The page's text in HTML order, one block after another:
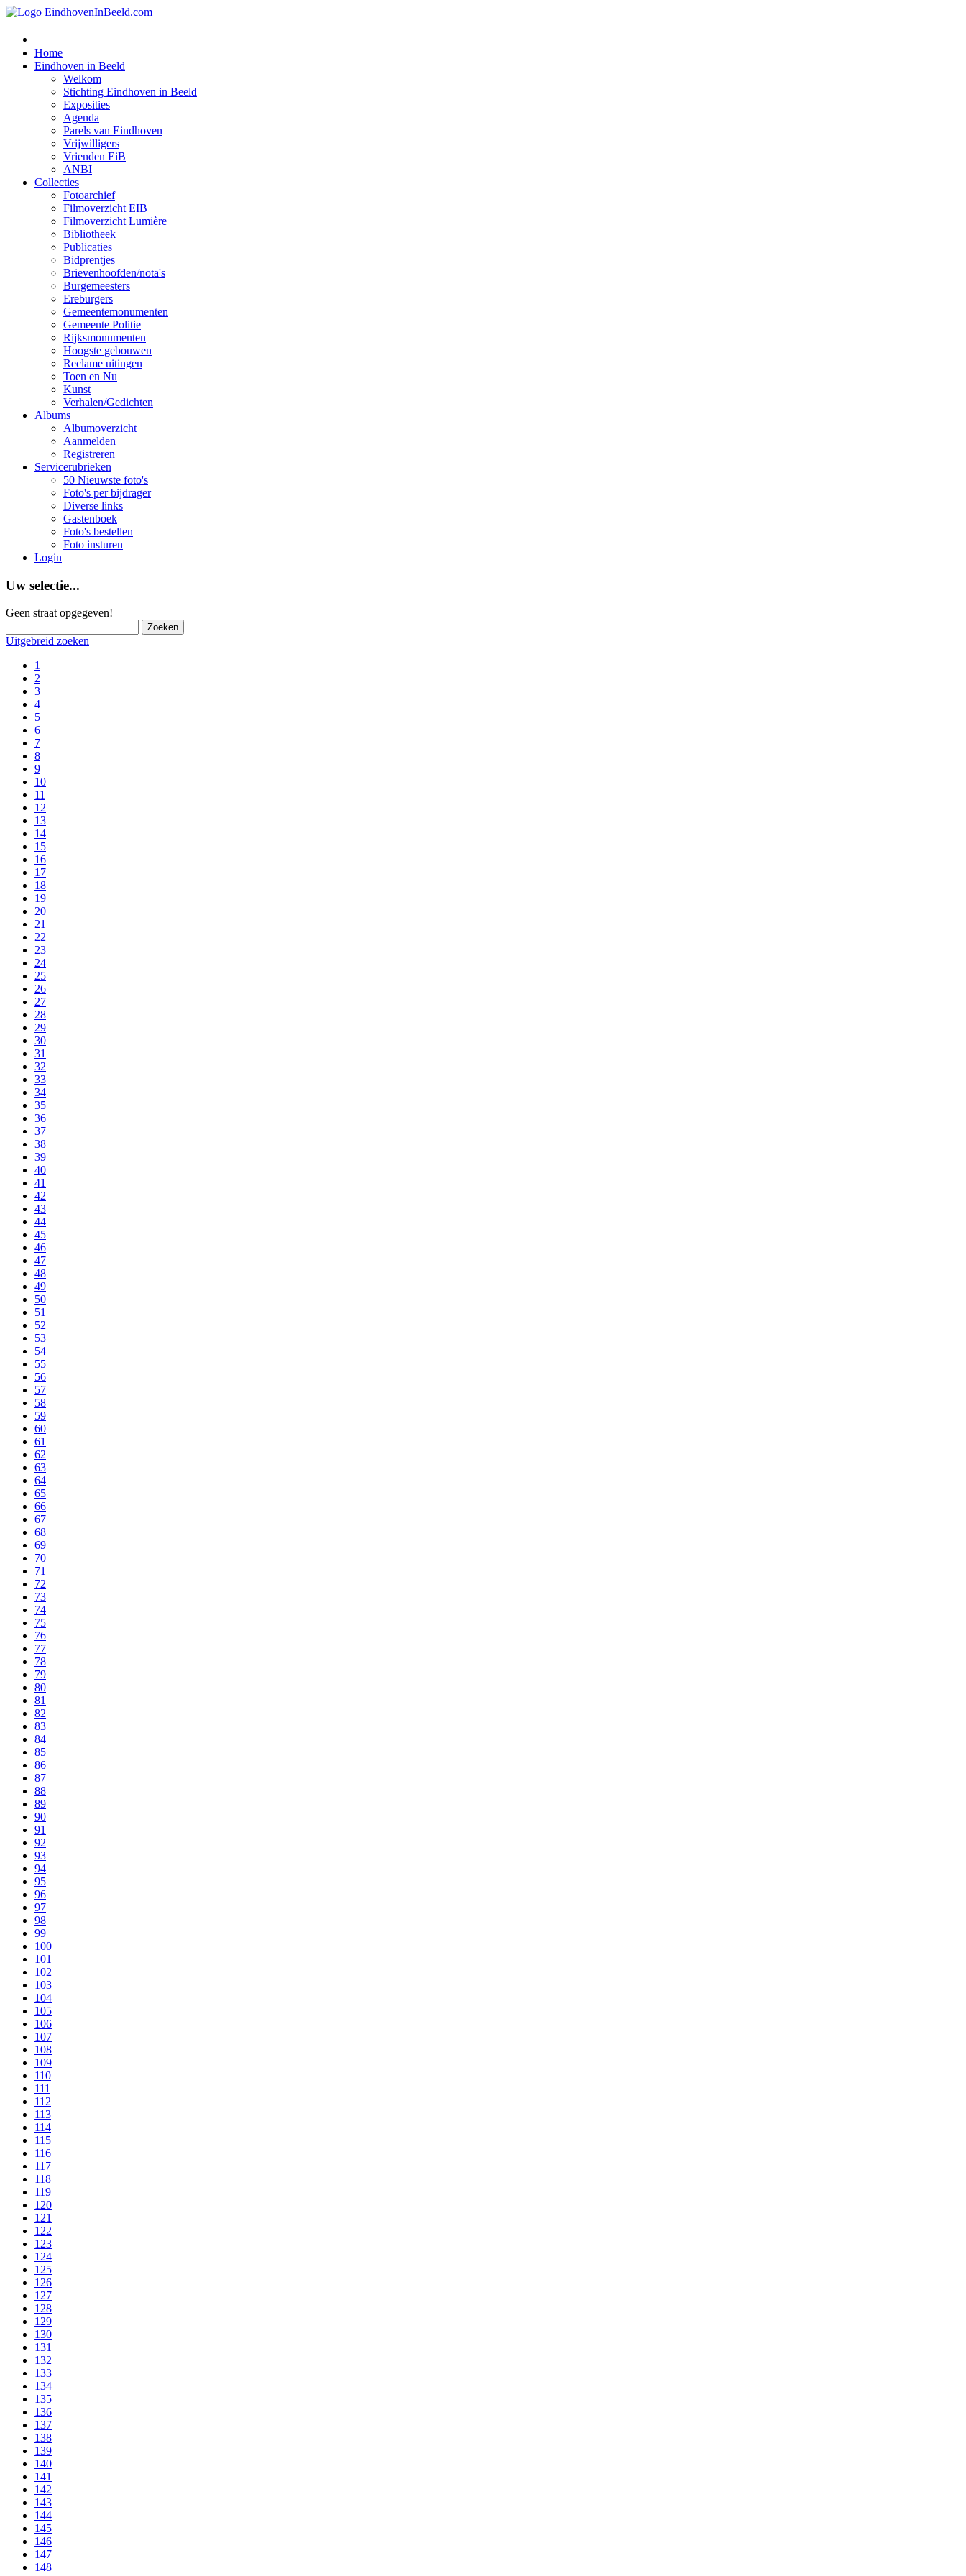
Home
Eindhoven in Beeld
Welkom
Stichting Eindhoven in Beeld
Exposities
Agenda
Parels van Eindhoven
Vrijwilligers
Vrienden EiB
ANBI
Collecties
Fotoarchief
Filmoverzicht EIB
Filmoverzicht Lumière
Bibliotheek
Publicaties
Bidprentjes
Brievenhoofden/nota's
Burgemeesters
Ereburgers
Gemeentemonumenten
Gemeente Politie
Rijksmonumenten
Hoogste gebouwen
Reclame uitingen
Toen en Nu
Kunst
Verhalen/Gedichten
Albums
Albumoverzicht
Aanmelden
Registreren
Servicerubrieken
50 Nieuwste foto's
Foto's per bijdrager
Diverse links
Gastenboek
Foto's bestellen
Foto insturen
Login
Uw selectie...
Geen straat opgegeven!
Uitgebreid zoeken
1
2
3
4
5
6
7
8
9
10
11
12
13
14
15
16
17
18
19
20
21
22
23
24
25
26
27
28
29
30
31
32
33
34
35
36
37
38
39
40
41
42
43
44
45
46
47
48
49
50
51
52
53
54
55
56
57
58
59
60
61
62
63
64
65
66
67
68
69
70
71
72
73
74
75
76
77
78
79
80
81
82
83
84
85
86
87
88
89
90
91
92
93
94
95
96
97
98
99
100
101
102
103
104
105
106
107
108
109
110
111
112
113
114
115
116
117
118
119
120
121
122
123
124
125
126
127
128
129
130
131
132
133
134
135
136
137
138
139
140
141
142
143
144
145
146
147
148